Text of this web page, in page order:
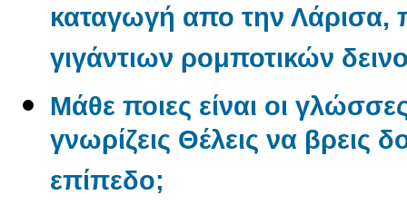
καταγωγή απο την Λάρισα,
γιγάντιων ρομποτικών
Μάθε ποιες είναι οι
γνωρίζεις Θέλεις να βρεις
επίπεδο;